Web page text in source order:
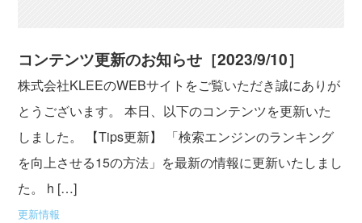
コンテンツ更新のお知らせ［2023/9/10］
株式会社KLEEのWEBサイトをご覧いただき誠にありが
とうございます。 本日、以下のコンテンツを更新いた
しました。 【Tips更新】 「検索エンジンのランキング
を向上させる15の方法」を最新の情報に更新いたしまし
た。 h […]
更新情報